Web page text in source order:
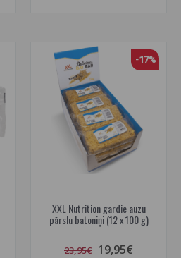
-17%
XXL Nutrition gardie auzu
pārslu batoniņi (12 x 100 g)
23,95€ 19,95€